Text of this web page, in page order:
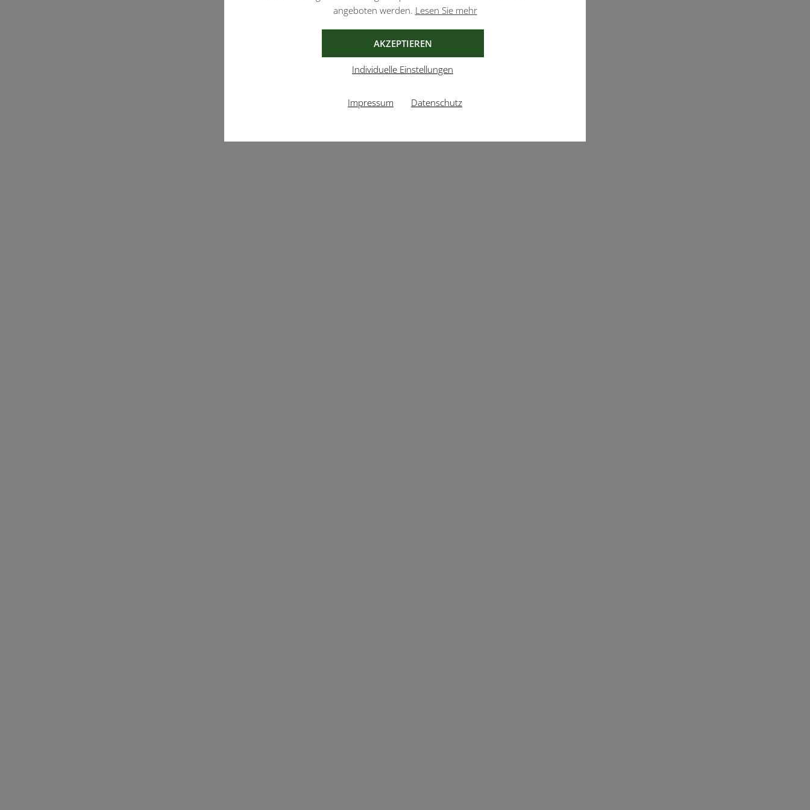
angeboten werden. Lesen Sie mehr
AKZEPTIEREN
Individuelle Einstellungen
Impressum Datenschutz